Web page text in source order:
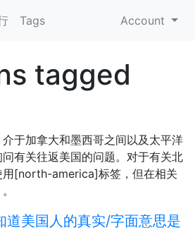
Tags Account
tagged
于加拿大和墨西哥之间以及太平洋
有关往返美国的问题。对于有关北
用[north-america]标签，但在相关
道美国人的真实/字面意思是